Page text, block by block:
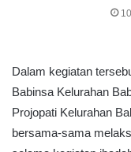
Dalam kegiatan
Babinsa Kelurahan
Projopati Kelurahan
bersama-sama